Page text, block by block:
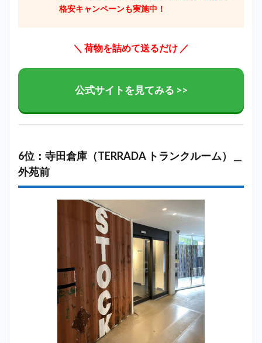
格安キャンペーンも実施中！
＼ 荷物を詰めて送るだけ ／
公式サイトを見てみる >>
6位：寺田倉庫（TERRADA トランクルーム）＿
外苑前